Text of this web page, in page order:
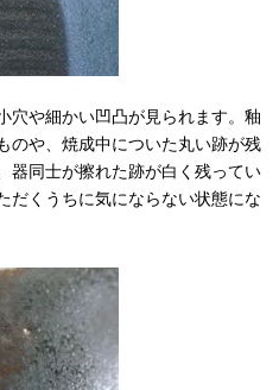
穴や細かい凹凸が見られます。釉
のや、焼成中についた丸い跡が残
器同士が擦れた跡が白く残ってい
だくうちに気にならない状態にな